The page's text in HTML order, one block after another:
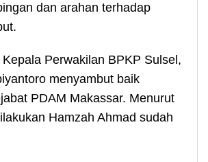
dan arahan terhadap
Perwakilan BPKP Sulsel,
menyambut baik
PDAM Makassar. Menurut
Hamzah Ahmad sudah